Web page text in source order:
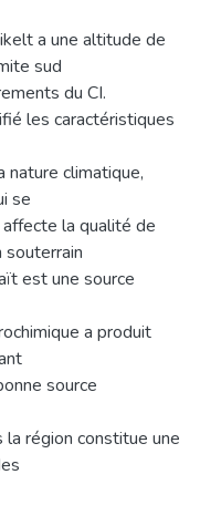
a une altitude de
sud
du CI.
les caractéristiques
nature climatique,
se
la qualité de
souterrain
est une source
a produit
source
région constitue une